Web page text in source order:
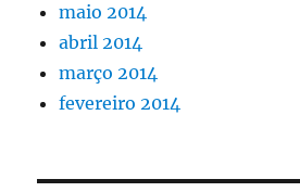
maio 2014
abril 2014
março 2014
fevereiro 2014